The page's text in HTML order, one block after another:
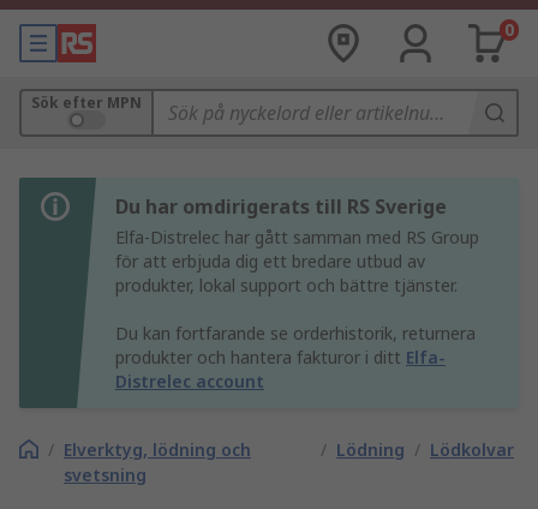
0
Sök efter MPN
Du har omdirigerats till RS Sverige
Elfa-Distrelec har gått samman med RS Group
för att erbjuda dig ett bredare utbud av
produkter, lokal support och bättre tjänster.
Du kan fortfarande se orderhistorik, returnera
produkter och hantera fakturor i ditt Elfa-
Distrelec account
/ Elverktyg, lödning och
svetsning
/ Lödning / Lödkolvar